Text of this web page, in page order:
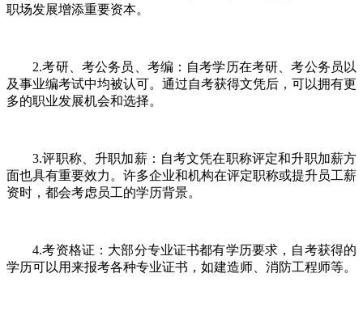
职场发展增添重要资本。
2.考研、考公务员、考编：自考学历在考研、考公务员以
及事业编考试中均被认可。通过自考获得文凭后，可以拥有更
多的职业发展机会和选择。
3.评职称、升职加薪：自考文凭在职称评定和升职加薪方
面也具有重要效力。许多企业和机构在评定职称或提升员工薪
资时，都会考虑员工的学历背景。
4.考资格证：大部分专业证书都有学历要求，自考获得的
学历可以用来报考各种专业证书，如建造师、消防工程师等。